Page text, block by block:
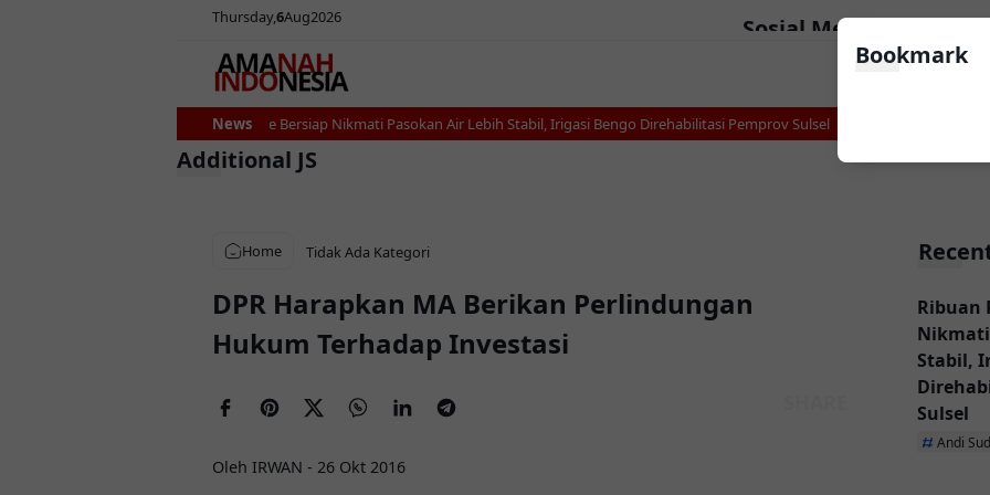
Thursday6Aug2026 Sosial Media
News
Ribuan Petani Bone Bersiap Nikmati Pasokan Air Lebih Stabil, Irigasi Bengo Direhabilitasi Pemprov Sulsel Makarena Wali Kota
Home Tidak Ada Kategori
DPR Harapkan MA Berikan Perlindungan
Hukum Terhadap Investasi
Oleh IRWAN - 26 Okt 2016
Ribuan
Stabil,
Sulsel
Andi
Bookmark
Additional JS